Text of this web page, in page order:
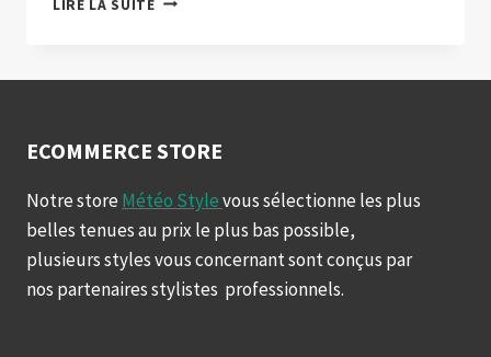
LIRE LA SUITE
ECOMMERCE STORE
Notre store Météo Stylevous sélectionne les plus
belles tenues au prix le plus bas possible,
plusieurs styles vous concernant sont conçus par
nos partenaires stylistes professionnels.